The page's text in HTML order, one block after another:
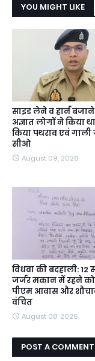
YOU MIGHT LIKE
साइड लेने व हार्न
अज्ञात लोगों ने किया
किया पथराव एवं
सीओ
August 09, 2026
विधवा की बदहाली: 12
जर्जर मकान में रहने
पीएम आवास और
वंचित
August 08, 2026
POST A COMMENT